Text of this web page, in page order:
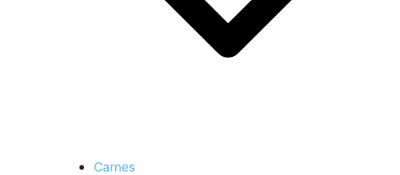
Carnes